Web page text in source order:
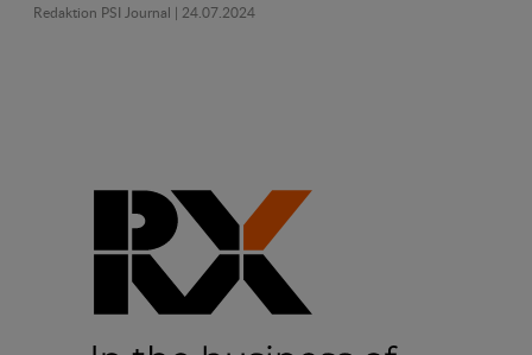
Redaktion PSI Journal | 24.07.2024